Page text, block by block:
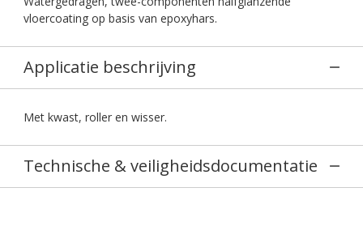
vloercoating op basis van epoxyhars.
Applicatie beschrijving
Met kwast, roller en wisser.
Technische & veiligheidsdocumentatie